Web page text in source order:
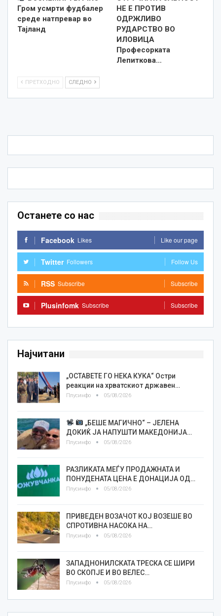
Гром усмрти фудбалер
среде натпревар во
Тајланд
НЕ Е ПРОТИВ
ОДРЖЛИВО
РУДАРСТВО ВО
ИЛОВИЦА
Професорката
Лепиткова…
ПРЕТХОДНО СЛЕДНО
Останете со нас
Facebook Likes Like our page
Twitter Followers Follow Us
RSS Subscribe Subscribe
Plusinfomk Subscribe Subscribe
Најчитани
„ОСТАВЕТЕ ГО НЕКА КУКА“ Остри
реакции на хрватскиот државен…
Плусинфо 05/08/2026
„БЕШЕ МАГИЧНО“ – ЈЕЛЕНА
ДОКИЌ ЈА НАПУШТИ МАКЕДОНИЈА…
Плусинфо 05/08/2026
РАЗЛИКАТА МЕЃУ ПРОДАЖНАТА И
ПОНУДЕНАТА ЦЕНА Е ДОНАЦИЈА ОД…
Плусинфо 05/08/2026
ПРИВЕДЕН ВОЗАЧОТ КОЈ ВОЗЕШЕ ВО
СПРОТИВНА НАСОКА НА…
Плусинфо 05/08/2026
ЗАПАДНОНИЛСКАТА ТРЕСКА СЕ ШИРИ
ВО СКОПЈЕ И ВО ВЕЛЕС…
Плусинфо 05/08/2026